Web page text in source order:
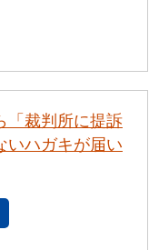
「裁判所に提訴
いハガキが届い